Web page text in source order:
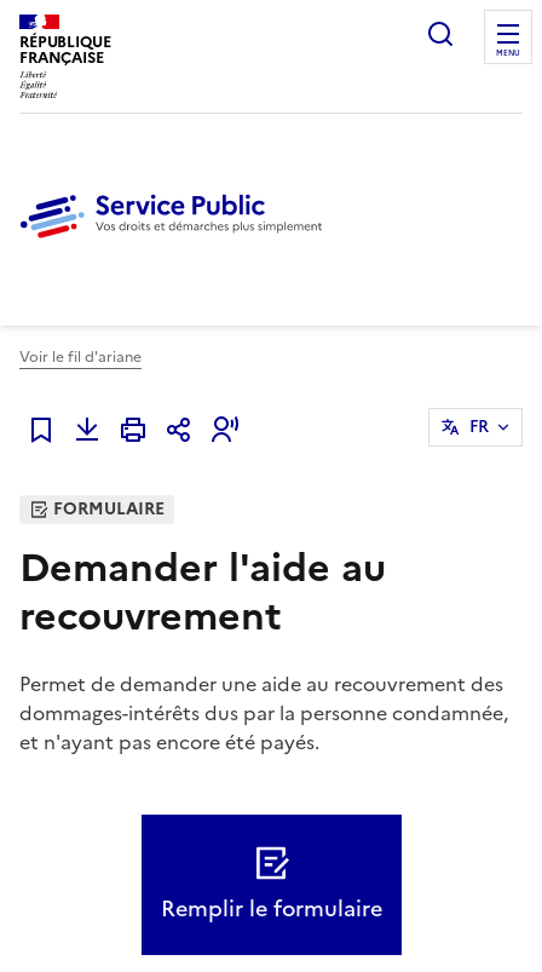
RÉPUBLIQUE
FRANÇAISE
Ouvrir
MENU
Voir le fil d'ariane
Ajouter à mes favoris
FR
FORMULAIRE
Demander l'aide au
recouvrement
Permet de demander une aide au recouvrement des
dommages-intérêts dus par la personne condamnée,
et n'ayant pas encore été payés.
Remplir le formulaire